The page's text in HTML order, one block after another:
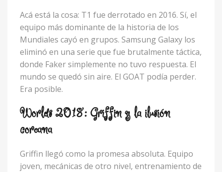
Acá está la cosa: T1 fue derrotado en 2016. Sí, el
equipo más dominante de la historia de los
Mundiales cayó en grupos. Samsung Galaxy los
eliminó en una serie que fue brutalmente táctica,
donde Faker simplemente no tuvo respuesta. El
mundo se quedó sin aire. El GOAT podía perder.
Era posible.
Worlds 2018: Griffin y la ilusión
coreana
Griffin llegó como la promesa absoluta. Equipo
joven, mecánicas de otro nivel, entrenamiento de